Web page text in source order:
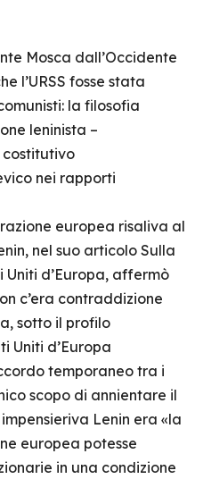
Mosca dall’Occidente
l’URSS fosse stata
la filosofia
leninista –
costitutivo
nei rapporti
europea risaliva al
nel suo articolo Sulla
d’Europa, affermò
c’era contraddizione
sotto il profilo
Uniti d’Europa
temporaneo tra i
scopo di annientare il
Lenin era «la
europea potesse
in una condizione